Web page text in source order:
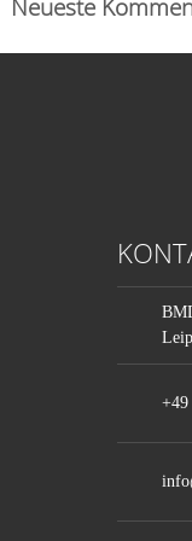
Neueste
+49